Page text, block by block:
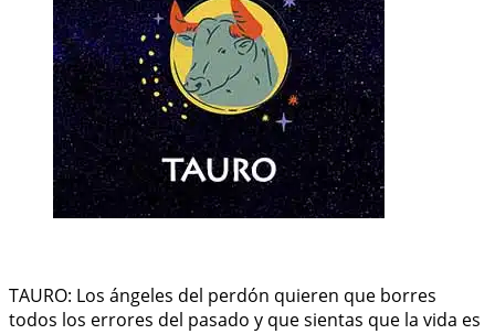
TAURO: Los ángeles del perdón quieren que borres
todos los errores del pasado y que sientas que la vida es